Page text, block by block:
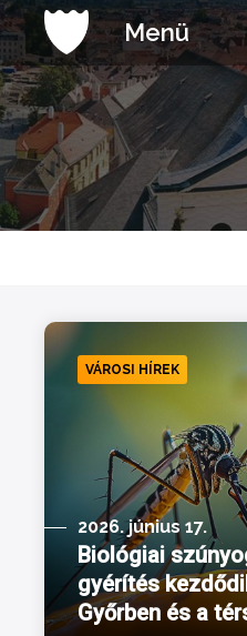
Ugrás
a
tartalomhoz
Menü
VÁROSI HÍREK
2026. június 17.
Biológiai
gyérítés
Győrben és a